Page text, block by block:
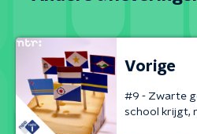
Vorige
#9 - Zwarte
school krijgt,